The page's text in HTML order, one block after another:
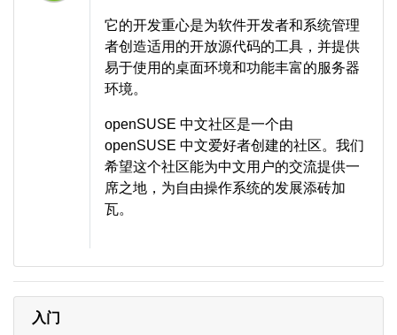
它的开发重心是为软件开发者和系统管理
者创造适用的开放源代码的工具，并提供
易于使用的桌面环境和功能丰富的服务器
环境。
openSUSE 中文社区是一个由
openSUSE 中文爱好者创建的社区。我们
希望这个社区能为中文用户的交流提供一
席之地，为自由操作系统的发展添砖加
瓦。
入门